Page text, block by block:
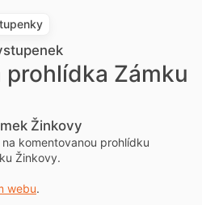
prohlídka Zámku
Žinkovy
komentovanou prohlídku
Žinkovy.
webu.